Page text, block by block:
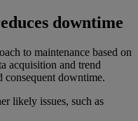
downtime
to maintenance based on
acquisition and trend
consequent downtime.
likely issues, such as